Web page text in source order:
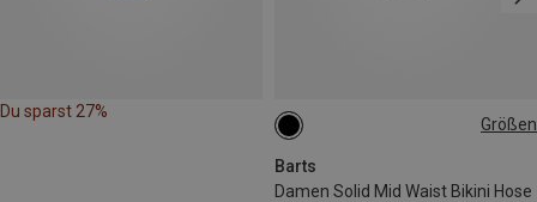
Du sparst 27%
Größen
Barts
Damen Solid Mid Waist Bikini Hose
S XXL